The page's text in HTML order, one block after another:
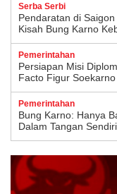
Serba Serbi
Pendaratan di
Kisah Bung Karno
Pemerintahan
Persiapan Misi
Facto Figur
Pemerintahan
Bung Karno: Hanya
Dalam Tangan